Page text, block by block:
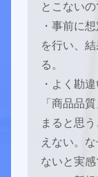
とこないの
・事前に
を行い、
る。
・よく勘
「商品品
まると思
えない。
ないと実